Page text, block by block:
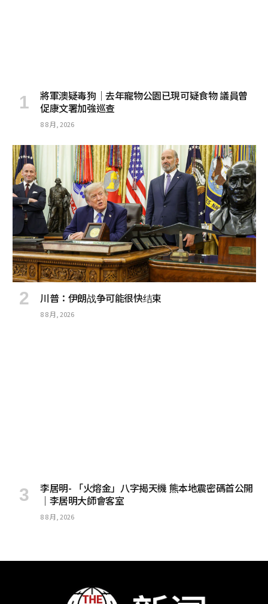
將軍澳疑毒狗│去年寵物公園已現可疑食物 議員曾
促康文署加強巡查
8 8 月, 2026
川普：伊朗战争可能很快结束
8 8 月, 2026
李居明- 「火熔金」八字揭天機 熊本地震密碼首公開
｜李居明大師會客室
8 8 月, 2026